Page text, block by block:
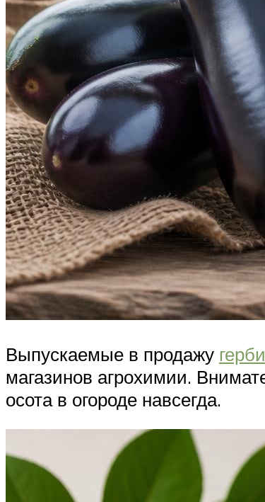
Выпускаемые в продажу
магазинов агрохимии.
осота в огороде навсегда.